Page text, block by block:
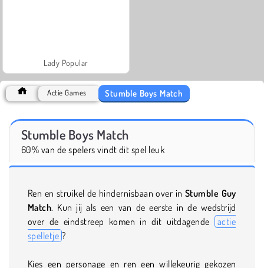
Lady Popular
Actie Games Stumble Boys Match
Stumble Boys Match
60% van de spelers vindt dit spel leuk
Ren en struikel de hindernisbaan over in Stumble Guy
Match. Kun jij als een van de eerste in de wedstrijd
over de eindstreep komen in dit uitdagende
actie
spelletje ?
Kies een personage en ren een willekeurig gekozen